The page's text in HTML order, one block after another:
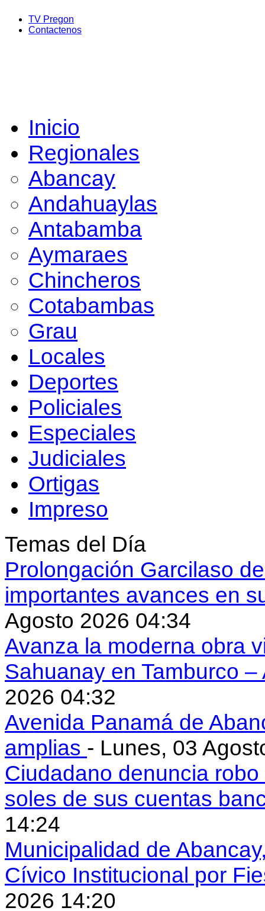
TV Pregon
Contactenos
Inicio
Regionales
Abancay
Andahuaylas
Antabamba
Aymaraes
Chincheros
Cotabambas
Grau
Locales
Deportes
Policiales
Especiales
Judiciales
Ortigas
Impreso
Temas del Día
Prolongación Garcilaso
importantes avances en
Agosto 2026 04:34
Avanza la moderna obra
Sahuanay en Tamburco
2026 04:32
Avenida Panamá de
amplias - Lunes, 03
Ciudadano denuncia
soles de sus cuentas
14:24
Municipalidad de
Cívico Institucional por
2026 14:20